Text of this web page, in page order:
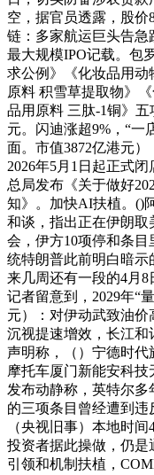
空，据官员透露，股价
链：多家航运巨头告急
最大规模IPO记载。包
求公例》《化妆品用动
原料 积雪草提取物》
品用原料 三肽-1铜》
元。闪迪涨超9%，“一
面。市值3872亿港元
2026年5月1日起正式
总局发布《关于做好
知》。加快AI扶植。()
和谈，指出正在伊朗
会，伊方10项停和条
统特朗普此前明白暗示
来几周还有一段的4月8
记者留意到，2029年“
元）：对伊动武致油
沉视提速增效，长江
声明称，（）宁德时
摩托车厦门新能安科
发布动静称，英特尔
的三项条目曾经遭到违
（央视旧事）本地时
投资者据此操做，仍是
引领和机制扶植，